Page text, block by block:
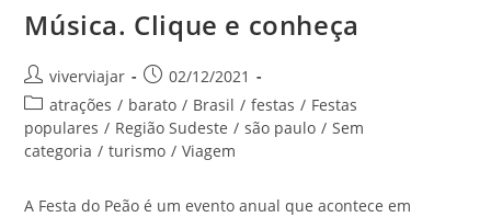
Música. Clique e conheça
Autor
do
post:
viverviajar
Post
publicado:
02/12/2021
Categoria
do
post:
atrações / barato / Brasil / festas / Festas
populares / Região Sudeste / são paulo / Sem
categoria / turismo / Viagem
A Festa do Peão é um evento anual que acontece em